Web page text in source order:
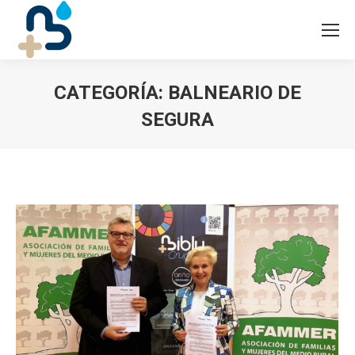
CATEGORÍA: BALNEARIO DE
SEGURA